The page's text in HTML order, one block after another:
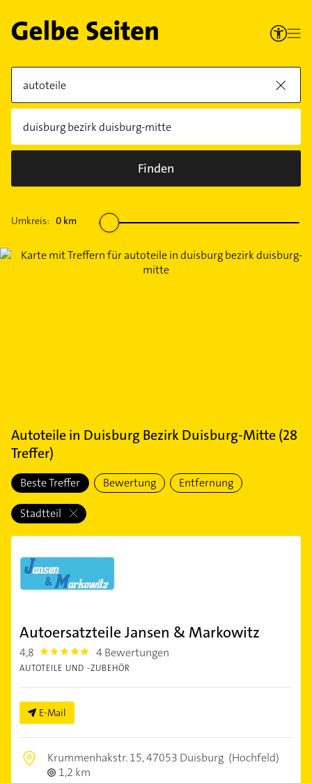
Finden
Umkreis: 0 km
Autoteilein Duisburg Bezirk Duisburg-Mitte(28
Treffer)
Beste Treffer Bewertung Entfernung
Stadtteil
Autoersatzteile Jansen & Markowitz
4,8 4.8 4 Bewertungen
AUTOTEILE UND -ZUBEHÖR
E-Mail
Krummenhakstr. 15,47053 Duisburg (Hochfeld)
1,2 km